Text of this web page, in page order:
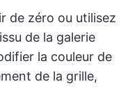
de zéro ou utilisez
de la galerie
la couleur de
de la grille,